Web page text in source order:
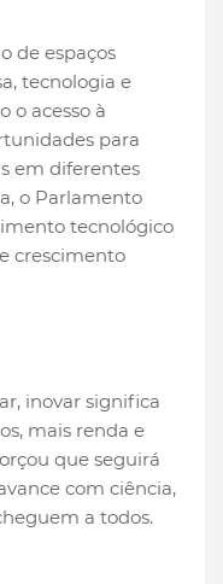
de espaços
tecnologia e
o acesso à
para
em diferentes
o Parlamento
tecnológico
crescimento
inovar significa
mais renda e
que seguirá
com ciência,
a todos.